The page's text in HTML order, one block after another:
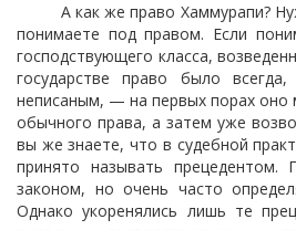
А как же право Хаммурапи?
понимаете под правом. Если
господствующего класса,
государстве право было
неписаным, — на первых порах
обычного права, а затем уже
вы же знаете, что в судебной
принято называть прецедентом.
законом, но очень часто
Однако укоренялись лишь те